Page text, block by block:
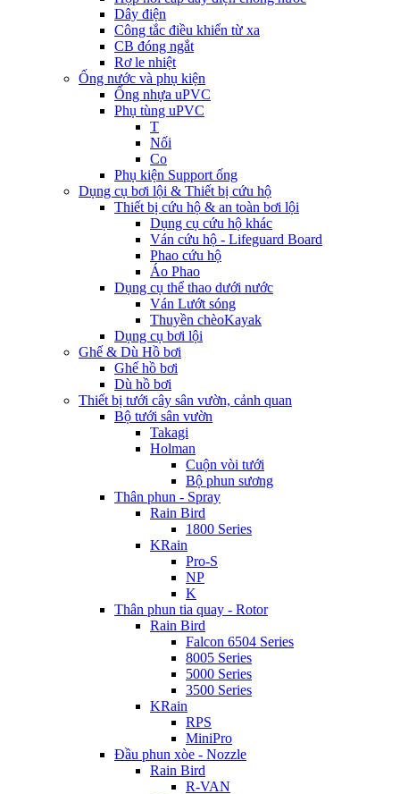
Dây điện
Công tắc điều khiển từ xa
CB đóng ngắt
Rơ le nhiệt
Ống nước và phụ kiện
Ống nhựa uPVC
Phụ tùng uPVC
T
Nối
Co
Phụ kiện Support ống
Dụng cụ bơi lội & Thiết bị cứu hộ
Thiết bị cứu hộ & an toàn bơi lội
Dụng cụ cứu hộ khác
Ván cứu hộ - Lifeguard Board
Phao cứu hộ
Áo Phao
Dụng cụ thể thao dưới nước
Ván Lướt sóng
Thuyền chèoKayak
Dụng cụ bơi lội
Ghế & Dù Hồ bơi
Ghế hồ bơi
Dù hồ bơi
Thiết bị tưới cây sân vườn, cảnh quan
Bộ tưới sân vườn
Takagi
Holman
Cuộn vòi tưới
Bộ phun sương
Thân phun - Spray
Rain Bird
1800 Series
KRain
Pro-S
NP
K
Thân phun tia quay - Rotor
Rain Bird
Falcon 6504 Series
8005 Series
5000 Series
3500 Series
KRain
RPS
MiniPro
Đầu phun xòe - Nozzle
Rain Bird
R-VAN